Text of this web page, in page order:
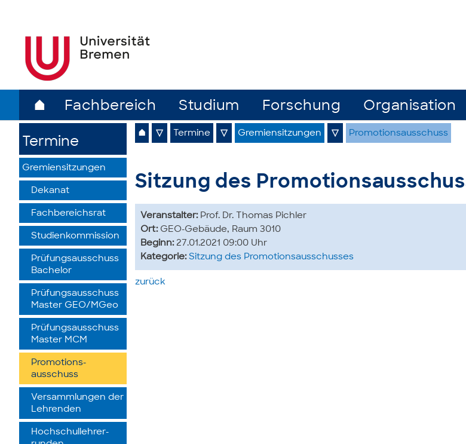
⌂ Fachbereich Studium Forschung Organisation
Termine
Gremiensitzungen
Dekanat
Fachbereichsrat
Studienkommission
Prüfungsausschuss
Bachelor
Prüfungsausschuss
Master GEO/MGeo
Prüfungsausschuss
Master MCM
Promotions­
ausschuss
Versammlungen der
Lehrenden
Hochschullehrer­
⌂ ▽ Termine ▽ Gremiensitzungen ▽ Promotionsausschuss
Sitzung des
Veranstalter: Prof. Dr. Thomas Pichler
Ort: GEO-Gebäude, Raum 3010
Beginn:27.01.2021 09:00 Uhr
Kategorie:Sitzung des Promotionsausschusses
zurück